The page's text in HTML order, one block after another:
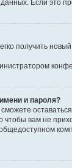
Если это
получить
и пароля?
сможете
чтобы вам не